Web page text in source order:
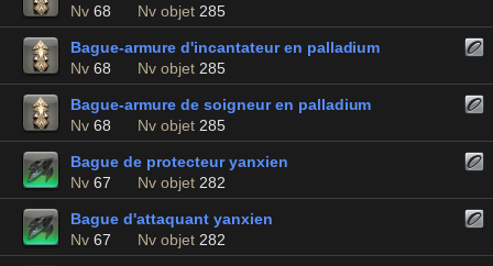
Nv 68 Nv objet 285
Bague-armure d'incantateur en palladium
Nv 68 Nv objet 285
Bague-armure de soigneur en palladium
Nv 68 Nv objet 285
Bague de protecteur yanxien
Nv 67 Nv objet 282
Bague d'attaquant yanxien
Nv 67 Nv objet 282